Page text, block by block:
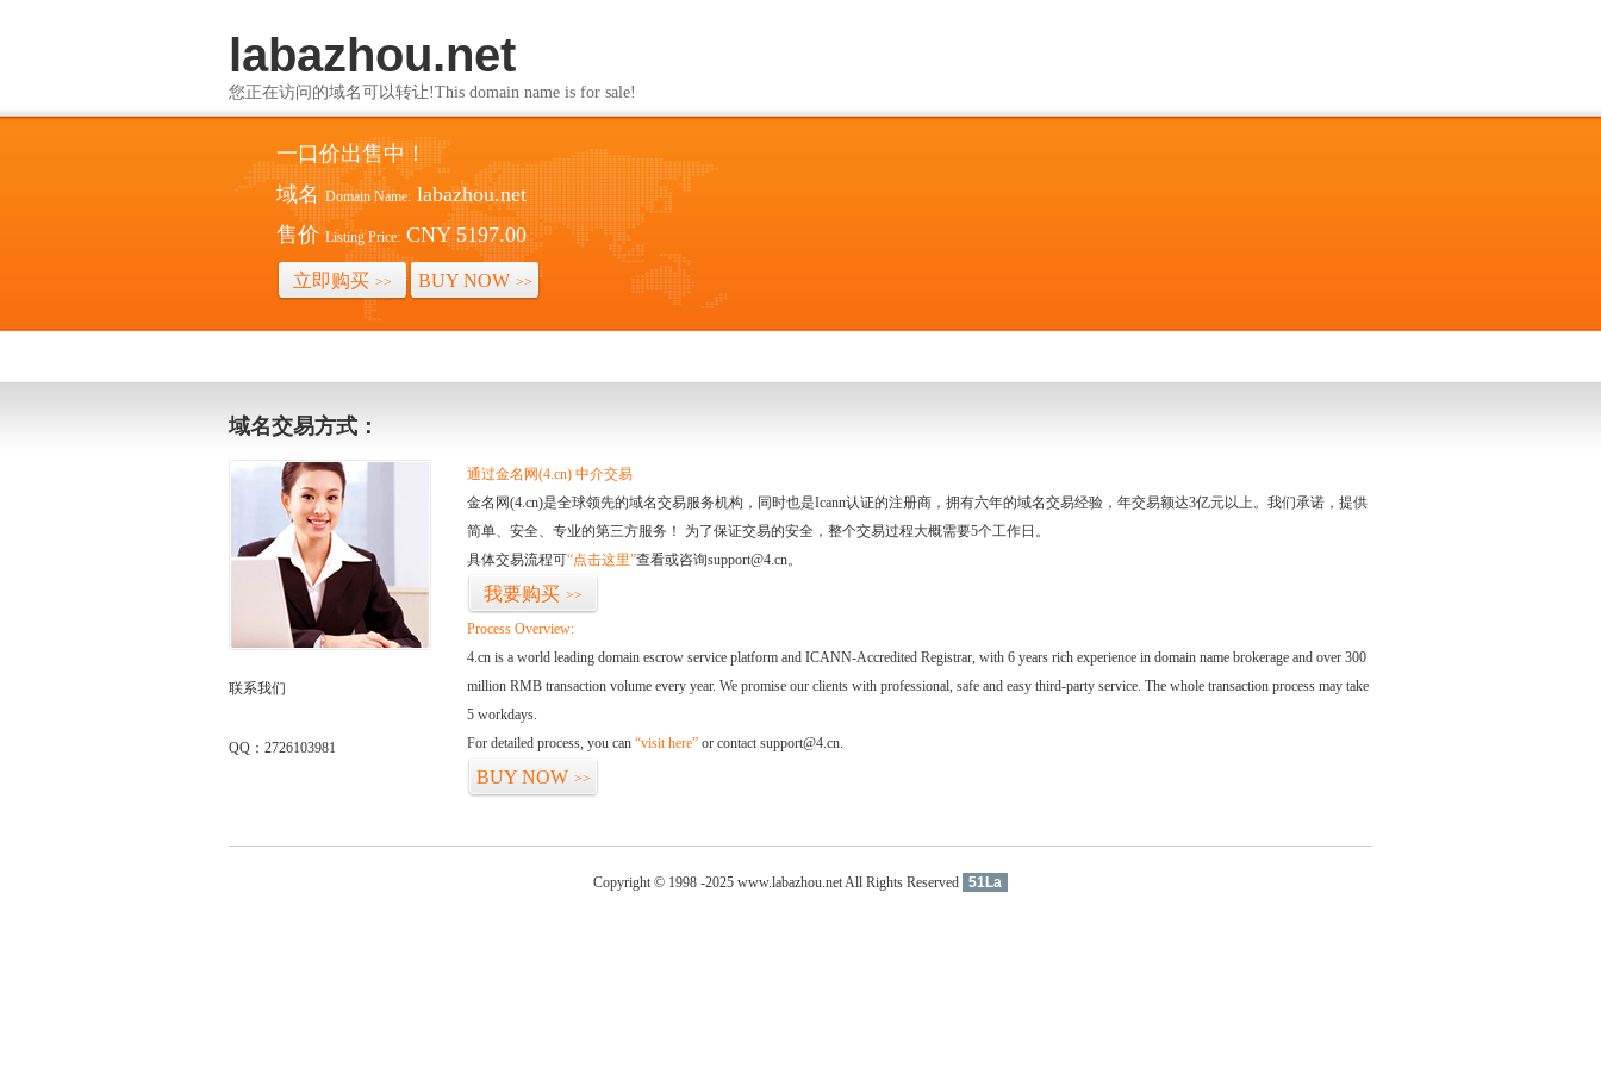
labazhou.net
您正在访问的域名可以转让!This domain name is for sale!
一口价出售中！
域名 Domain Name: labazhou.net
售价 Listing Price: CNY 5197.00
立即购买 >> BUY NOW >>
域名交易方式：
联系我们
QQ：2726103981
通过金名网(4.cn) 中介交易
金名网(4.cn)是全球领先的域名交易服务机构，同时也是Icann认证的注册商，拥有六年的域名交易经验，年交易额达3亿元以上。我们承诺，提供
简单、安全、专业的第三方服务！ 为了保证交易的安全，整个交易过程大概需要5个工作日。
具体交易流程可“点击这里”查看或咨询support@4.cn。
我要购买 >>
Process Overview:
4.cn is a world leading domain escrow service platform and ICANN-Accredited Registrar, with 6 years rich experience in domain name brokerage and over 300
million RMB transaction volume every year. We promise our clients with professional, safe and easy third-party service. The whole transaction process may take
5 workdays.
For detailed process, you can “visit here” or contact support@4.cn.
BUY NOW >>
Copyright © 1998 -2025 www.labazhou.net All Rights Reserved 51La